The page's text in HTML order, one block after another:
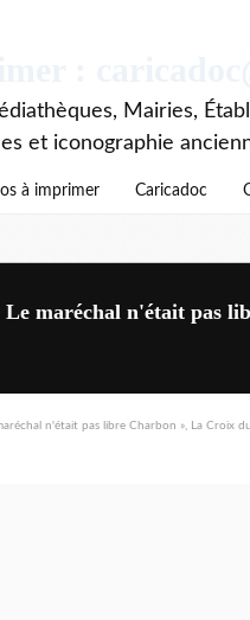
Mairies,
et iconographie
à imprimer Caricadoc
maréchal n'était pas